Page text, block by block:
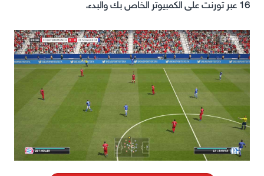
16 عبر تورنت على الكمبيوتر الخاص بك والبدء.